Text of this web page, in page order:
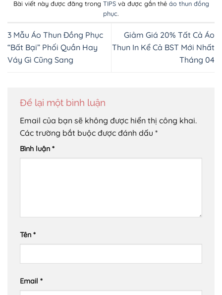
Bài viết này được đăng trong TIPSvà được gắn thẻ áo thun đồng
phục.
3 Mẫu Áo Thun Đồng Phục
“Bất Bại” Phối Quần Hay
Váy Gì Cũng Sang
Giảm Giá 20% Tất Cả Áo
Thun In Kể Cả BST Mới Nhất
Tháng 04
Để lại một bình luận
Email của bạn sẽ không được hiển thị công khai.
Các trường bắt buộc được đánh dấu *
Bình luận *
Tên *
Email *